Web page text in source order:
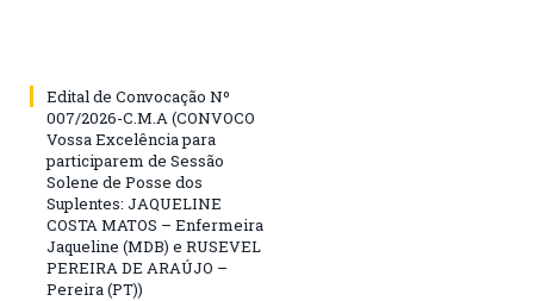
Edital de Convocação Nº
007/2026-C.M.A (CONVOCO
Vossa Excelência para
participarem de Sessão
Solene de Posse dos
Suplentes: JAQUELINE
COSTA MATOS – Enfermeira
Jaqueline (MDB) e RUSEVEL
PEREIRA DE ARAÚJO –
Pereira (PT))